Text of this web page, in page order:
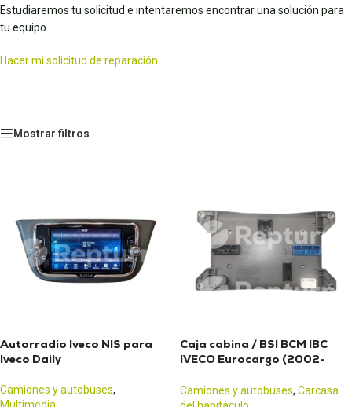
Estudiaremos tu solicitud e intentaremos encontrar una solución para
tu equipo.
Hacer mi solicitud de reparación
Mostrar filtros
Autorradio Iveco NIS para
Iveco Daily
Camiones y autobuses,
Caja cabina / BSI BCM IBC
IVECO Eurocargo (2002-
Camiones y autobuses, Carcasa